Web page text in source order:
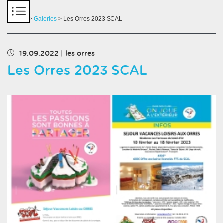
> Galeries > Les Orres 2023 SCAL
19.09.2022 les orres
Les Orres 2023 SCAL